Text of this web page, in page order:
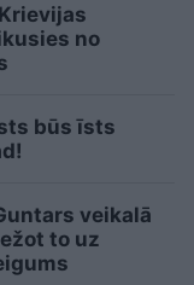
no
būs īsts
veikalā
to uz